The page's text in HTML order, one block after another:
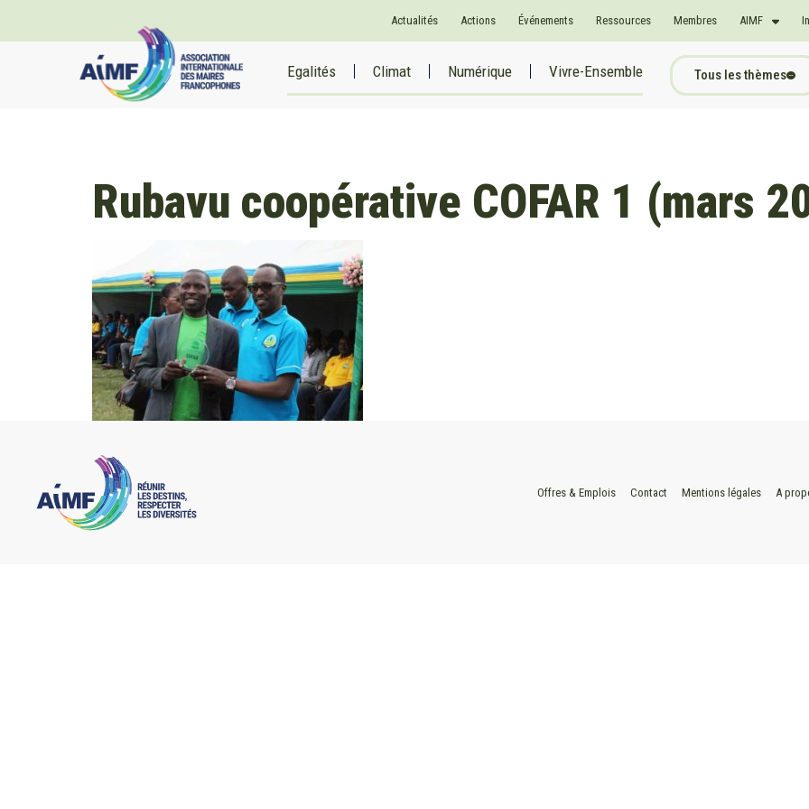
Actualités Actions Événements Ressources Membres AIMF
Egalités Climat Numérique Vivre-Ensemble Tous les thèmes
Rubavu coopérative COFAR 1 (mars
Offres & Emplois Contact Mentions légales A